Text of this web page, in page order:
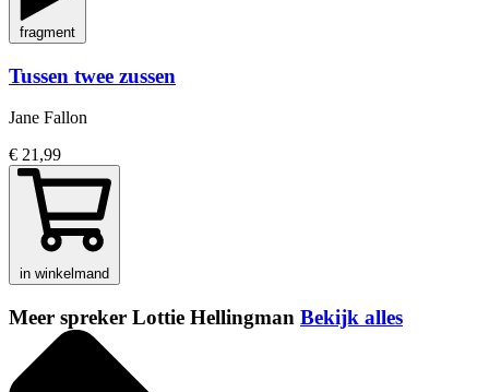
fragment
Tussen twee zussen
Jane Fallon
€ 21,99
in winkelmand
Meer spreker Lottie Hellingman Bekijk alles